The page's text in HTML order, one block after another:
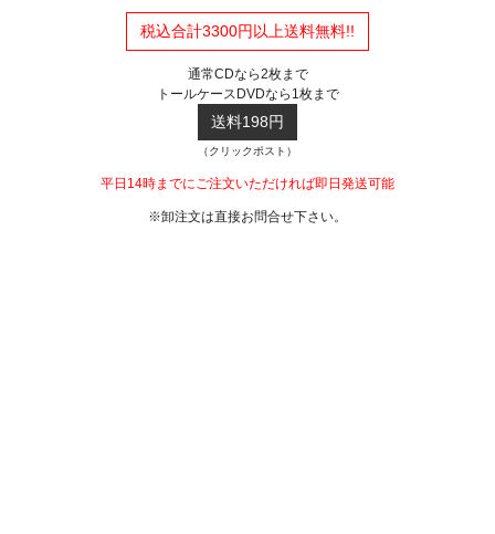
税込合計3300円以上送料無料!!
通常CDなら2枚まで
トールケースDVDなら1枚まで
送料198円
（クリックポスト）
平日14時までにご注文いただければ即日発送可能
※卸注文は直接お問合せ下さい。